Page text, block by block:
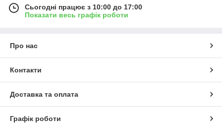
Сьогодні працює з 10:00 до 17:00
Показати весь графік роботи
Про нас
Контакти
Доставка та оплата
Графік роботи